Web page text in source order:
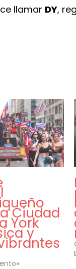
llamar DY,
Ciudad
York
y